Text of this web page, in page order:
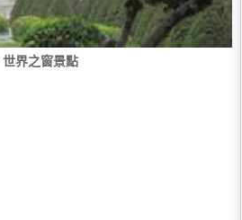
世界之窗景點